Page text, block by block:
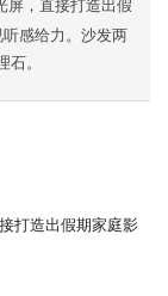
屏，直接打造出假
感给力。沙发两
。
打造出假期家庭影